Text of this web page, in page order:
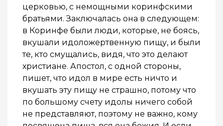
церковью, с немощными коринфскими
братьями. Заключалась она в следующем:
в Коринфе были люди, которые, не боясь,
вкушали идоложертвенную пищу, и были
те, кто смущались, видя, что это делают
христиане. Апостол, с одной стороны,
пишет, что идол в мире есть ничто и
вкушать эту пищу не страшно, потому что
по большому счету идолы ничего собой
не представляют, поэтому не важно, кому